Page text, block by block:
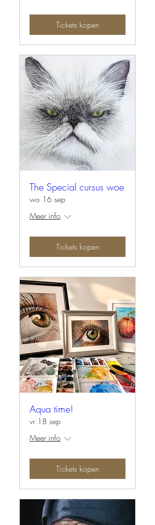
Tickets kopen
The Special cursus woe
wo 16 sep
Meer info
Tickets kopen
Aqua time!
vr 18 sep
Meer info
Tickets kopen